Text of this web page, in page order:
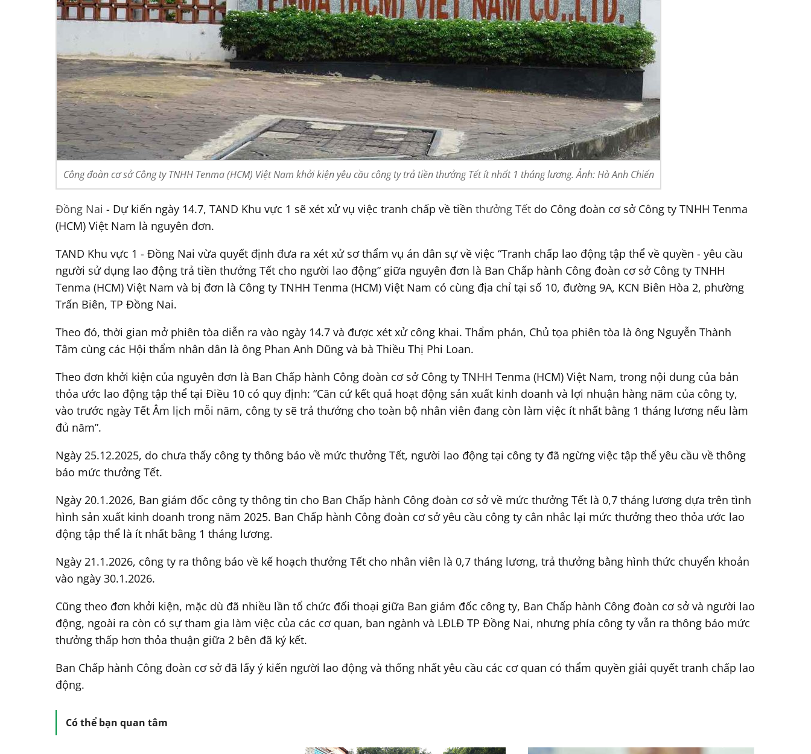
Công đoàn cơ sở Công ty TNHH Tenma (HCM) Việt Nam khởi kiện yêu cầu công ty trả tiền thưởng Tết ít nhất 1 tháng lương. Ảnh: Hà Anh Chiến
Đồng Nai - Dự kiến ngày 14.7, TAND Khu vực 1 sẽ xét xử vụ việc tranh chấp về tiền thưởng Tết do Công đoàn cơ sở Công ty TNHH Tenma
(HCM) Việt Nam là nguyên đơn.
TAND Khu vực 1 - Đồng Nai vừa quyết định đưa ra xét xử sơ thẩm vụ án dân sự về việc “Tranh chấp lao động tập thể về quyền - yêu cầu
người sử dụng lao động trả tiền thưởng Tết cho người lao động” giữa nguyên đơn là Ban Chấp hành Công đoàn cơ sở Công ty TNHH
Tenma (HCM) Việt Nam và bị đơn là Công ty TNHH Tenma (HCM) Việt Nam có cùng địa chỉ tại số 10, đường 9A, KCN Biên Hòa 2, phường
Trấn Biên, TP Đồng Nai.
Theo đó, thời gian mở phiên tòa diễn ra vào ngày 14.7 và được xét xử công khai. Thẩm phán, Chủ tọa phiên tòa là ông Nguyễn Thành
Tâm cùng các Hội thẩm nhân dân là ông Phan Anh Dũng và bà Thiều Thị Phi Loan.
Theo đơn khởi kiện của nguyên đơn là Ban Chấp hành Công đoàn cơ sở Công ty TNHH Tenma (HCM) Việt Nam, trong nội dung của bản
thỏa ước lao động tập thể tại Điều 10 có quy định: “Căn cứ kết quả hoạt động sản xuất kinh doanh và lợi nhuận hàng năm của công ty,
vào trước ngày Tết Âm lịch mỗi năm, công ty sẽ trả thưởng cho toàn bộ nhân viên đang còn làm việc ít nhất bằng 1 tháng lương nếu làm
đủ năm”.
Ngày 25.12.2025, do chưa thấy công ty thông báo về mức thưởng Tết, người lao động tại công ty đã ngừng việc tập thể yêu cầu về thông
báo mức thưởng Tết.
Ngày 20.1.2026, Ban giám đốc công ty thông tin cho Ban Chấp hành Công đoàn cơ sở về mức thưởng Tết là 0,7 tháng lương dựa trên tình
hình sản xuất kinh doanh trong năm 2025. Ban Chấp hành Công đoàn cơ sở yêu cầu công ty cân nhắc lại mức thưởng theo thỏa ước lao
động tập thể là ít nhất bằng 1 tháng lương.
Ngày 21.1.2026, công ty ra thông báo về kế hoạch thưởng Tết cho nhân viên là 0,7 tháng lương, trả thưởng bằng hình thức chuyển khoản
vào ngày 30.1.2026.
Cũng theo đơn khởi kiện, mặc dù đã nhiều lần tổ chức đối thoại giữa Ban giám đốc công ty, Ban Chấp hành Công đoàn cơ sở và người lao
động, ngoài ra còn có sự tham gia làm việc của các cơ quan, ban ngành và LĐLĐ TP Đồng Nai, nhưng phía công ty vẫn ra thông báo mức
thưởng thấp hơn thỏa thuận giữa 2 bên đã ký kết.
Ban Chấp hành Công đoàn cơ sở đã lấy ý kiến người lao động và thống nhất yêu cầu các cơ quan có thẩm quyền giải quyết tranh chấp lao
động.
Có thể bạn quan tâm